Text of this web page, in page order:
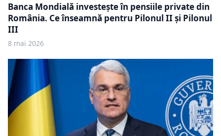
Banca Mondială investește în pensiile private din
România. Ce înseamnă pentru Pilonul II și Pilonul
III
8 mai 2026